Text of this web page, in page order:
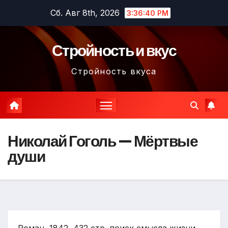
содержимому
Сб. Авг 8th, 2026 3:36:41 PM
Стройность и вкус
Стройность вкуса
Николай Гоголь — Мёртвые
души